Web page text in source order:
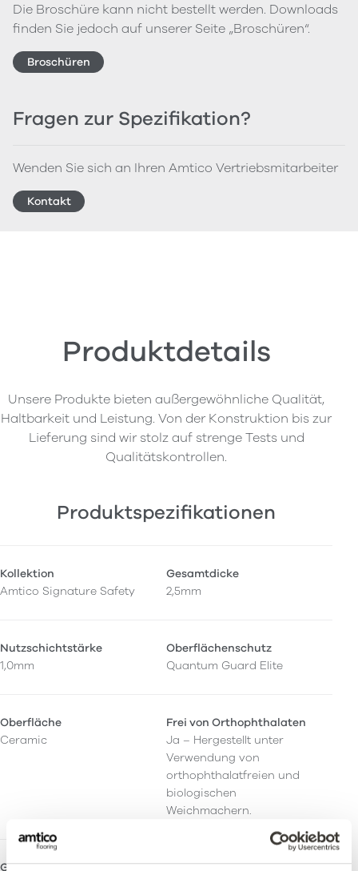
Die Broschüre kann nicht bestellt werden. Downloads
finden Sie jedoch auf unserer Seite „Broschüren“.
Broschüren
Fragen zur Spezifikation?
Wenden Sie sich an Ihren Amtico Vertriebsmitarbeiter
Kontakt
Produktdetails
Unsere Produkte bieten außergewöhnliche Qualität,
Haltbarkeit und Leistung. Von der Konstruktion bis zur
Lieferung sind wir stolz auf strenge Tests und
Qualitätskontrollen.
Produktspezifikationen
Kollektion
Amtico Signature Safety
Gesamtdicke
2,5mm
Nutzschichtstärke
1,0mm
Oberflächenschutz
Quantum Guard Elite
Oberfläche
Ceramic
Frei von Orthophthalaten
Ja – Hergestellt unter
Verwendung von
orthophthalatfreien und
biologischen
Weichmachern.
Größen - Maserungsverlauf Akzentstreifen